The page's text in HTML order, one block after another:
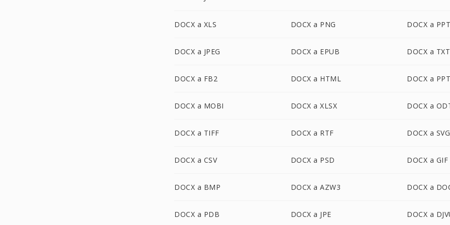
DOCX a XLS DOCX a PNG DOCX a
DOCX a JPEG DOCX a EPUB DOCX a TXT
DOCX a FB2 DOCX a HTML DOCX a
DOCX a MOBI DOCX a XLSX DOCX a
DOCX a TIFF DOCX a RTF DOCX a SVG
DOCX a CSV DOCX a PSD DOCX a GIF
DOCX a BMP DOCX a AZW3 DOCX a
DOCX a PDB DOCX a JPE DOCX a